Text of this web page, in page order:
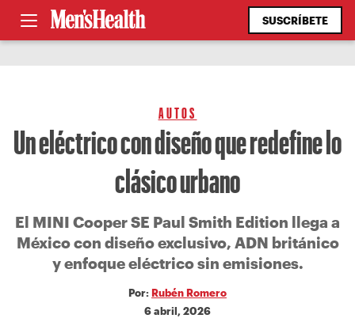
SUSCRÍBETE
AUTOS
Un eléctrico con diseño que redefine lo
clásico urbano
El MINI Cooper SE Paul Smith Edition llega a
México con diseño exclusivo, ADN británico
y enfoque eléctrico sin emisiones.
Por: Rubén Romero
6 abril, 2026